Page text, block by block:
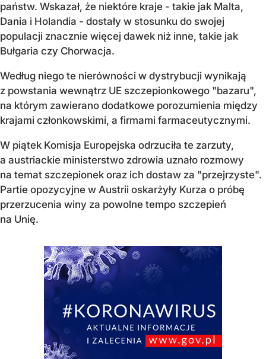
państw. Wskazał, że niektóre kraje - takie jak Malta,
Dania i Holandia - dostały w stosunku do swojej
populacji znacznie więcej dawek niż inne, takie jak
Bułgaria czy Chorwacja.
Według niego te nierówności w dystrybucji wynikają
z powstania wewnątrz UE szczepionkowego "bazaru",
na którym zawierano dodatkowe porozumienia między
krajami członkowskimi, a firmami farmaceutycznymi.
W piątek Komisja Europejska odrzuciła te zarzuty,
a austriackie ministerstwo zdrowia uznało rozmowy
na temat szczepionek oraz ich dostaw za "przejrzyste".
Partie opozycyjne w Austrii oskarżyły Kurza o próbę
przerzucenia winy za powolne tempo szczepień
na Unię.